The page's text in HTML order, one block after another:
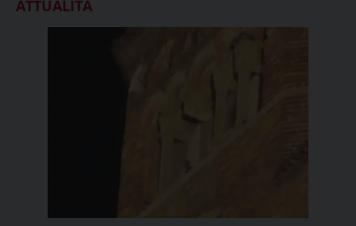
ATTUALITÀ